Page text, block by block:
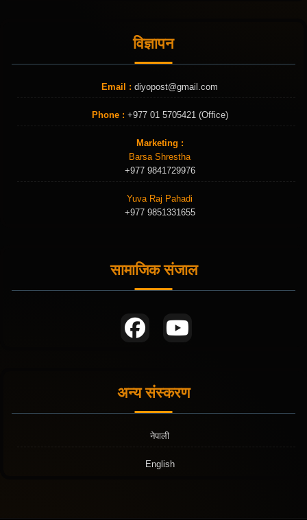
विज्ञापन
Email : diyopost@gmail.com
Phone : +977 01 5705421 (Office)
Marketing :
Barsa Shrestha
+977 9841729976
Yuva Raj Pahadi
+977 9851331655
सामाजिक संजाल
अन्य संस्करण
नेपाली
English